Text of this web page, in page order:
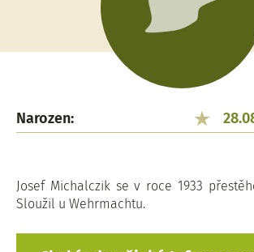
Narozen:
Josef Michalczik se v roce 1933
Sloužil u Wehrmachtu.